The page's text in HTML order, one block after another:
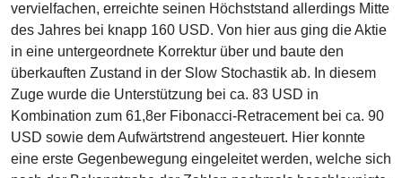
vervielfachen, erreichte seinen Höchststand allerdings Mitte
des Jahres bei knapp 160 USD. Von hier aus ging die Aktie
in eine untergeordnete Korrektur über und baute den
überkauften Zustand in der Slow Stochastik ab. In diesem
Zuge wurde die Unterstützung bei ca. 83 USD in
Kombination zum 61,8er Fibonacci-Retracement bei ca. 90
USD sowie dem Aufwärtstrend angesteuert. Hier konnte
eine erste Gegenbewegung eingeleitet werden, welche sich